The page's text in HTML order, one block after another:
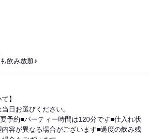
飲み放題♪
】
日お選びください。
予約■パーティー時間は120分です■仕入れ状
容が異なる場合がございます■過度の飲み残